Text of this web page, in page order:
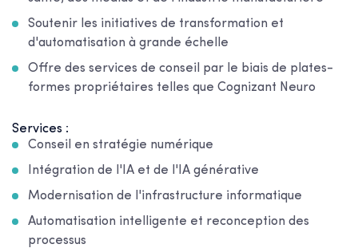
Soutenir les initiatives de transformation et
d'automatisation à grande échelle
Offre des services de conseil par le biais de plates-
formes propriétaires telles que Cognizant Neuro
Services :
Conseil en stratégie numérique
Intégration de l'IA et de l'IA générative
Modernisation de l'infrastructure informatique
Automatisation intelligente et reconception des
processus